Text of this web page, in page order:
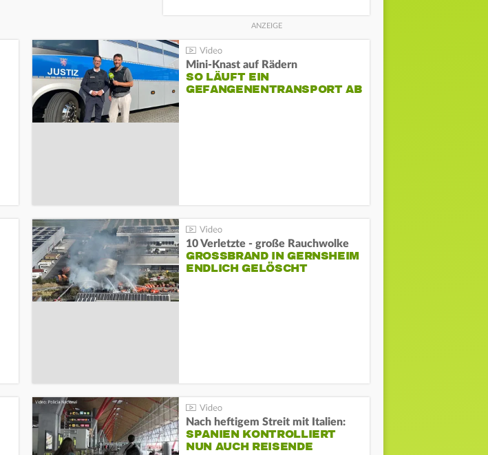
Mini-Knast auf Rädern
SO LÄUFT EIN
GEFANGENENTRANSPORT AB
10 Verletzte - große Rauchwolke
GROSSBRAND IN GERNSHEIM E
NDLICH GELÖSCHT
Nach heftigem Streit mit Italien:
SPANIEN KONTROLLIERT
NUN AUCH REISENDE